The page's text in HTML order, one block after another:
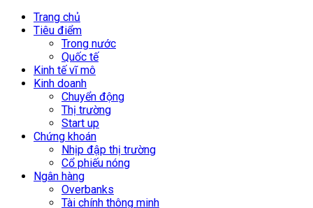
Trang chủ
Tiêu điểm
Trong nước
Quốc tế
Kinh tế vĩ mô
Kinh doanh
Chuyển động
Thị trường
Start up
Chứng khoán
Nhịp đập thị trường
Cổ phiếu nóng
Ngân hàng
Overbanks
Tài chính thông minh